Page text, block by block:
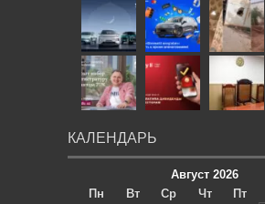
КАЛЕНДАРЬ
Август 2026
Пн
Вт Ср Чт Пт